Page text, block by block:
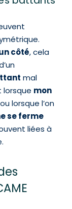
côté, cela
mal
lorsque mon
ou lorsque l’on
se ferme
liées à